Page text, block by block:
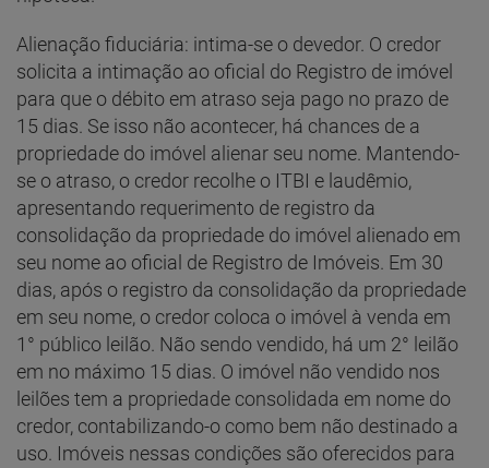
Alienação fiduciária: intima-se o devedor. O credor
solicita a intimação ao oficial do Registro de imóvel
para que o débito em atraso seja pago no prazo de
15 dias. Se isso não acontecer, há chances de a
propriedade do imóvel alienar seu nome. Mantendo-
se o atraso, o credor recolhe o ITBI e laudêmio,
apresentando requerimento de registro da
consolidação da propriedade do imóvel alienado em
seu nome ao oficial de Registro de Imóveis. Em 30
dias, após o registro da consolidação da propriedade
em seu nome, o credor coloca o imóvel à venda em
1° público leilão. Não sendo vendido, há um 2° leilão
em no máximo 15 dias. O imóvel não vendido nos
leilões tem a propriedade consolidada em nome do
credor, contabilizando-o como bem não destinado a
uso. Imóveis nessas condições são oferecidos para